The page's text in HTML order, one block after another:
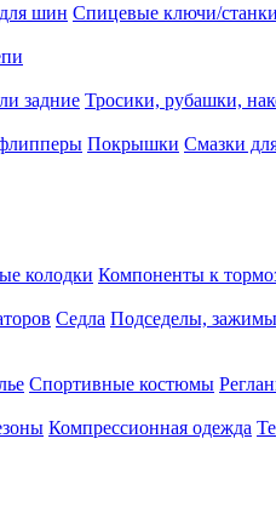
шин Спицевые ключи/станки
задние Тросики, рубашки,
Покрышки Смазки
колодки Компоненты к
Седла Подседелы, зажимы
Спортивные костюмы
Компрессионная одежда